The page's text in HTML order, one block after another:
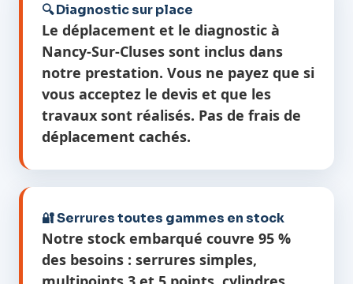
🔍 Diagnostic sur place
Le déplacement et le diagnostic à
Nancy-Sur-Cluses sont inclus dans
notre prestation. Vous ne payez que si
vous acceptez le devis et que les
travaux sont réalisés. Pas de frais de
déplacement cachés.
🔐 Serrures toutes gammes en stock
Notre stock embarqué couvre 95 %
des besoins : serrures simples,